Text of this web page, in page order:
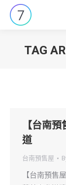
TAG
【台南
道
台南預售屋
【台南預售